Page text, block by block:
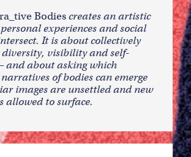
Bodiescreates an artistic
experiences and social
It is about collectively
visibility and self-
and about asking which
of bodies can emerge
images are unsettled and new
allowed to surface.